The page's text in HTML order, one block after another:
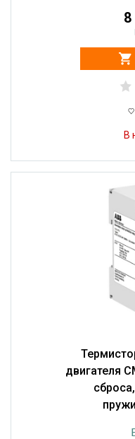
8
В
двигателя